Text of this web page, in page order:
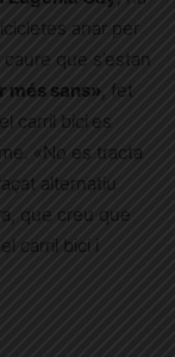
anar per
que s’estan
més sans», fet
carril bici es
«No es tracta
alternatiu
que creu que
carril bici i